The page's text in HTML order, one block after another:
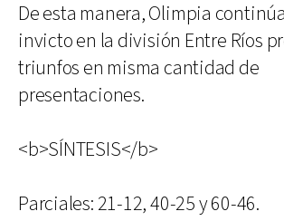
De esta manera, Olimpia
invicto en la división Entre Ríos
triunfos en misma cantidad de
presentaciones.
<b>SÍNTESIS</b>
Parciales: 21-12, 40-25 y 60-46.